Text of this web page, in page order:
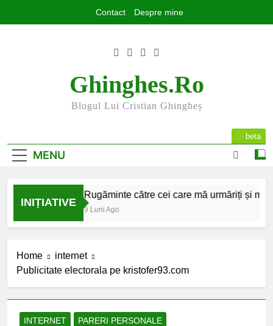
Contact Despre mine
Ghinghes.ro
Blogul Lui Cristian Ghingheș
MENU
beta
INIȚIATIVE
Rugăminte către cei care mă urmăriți și mă
9 Luni Ago
Home
internet
Publicitate electorala pe kristofer93.com
INTERNET PARERI PERSONALE